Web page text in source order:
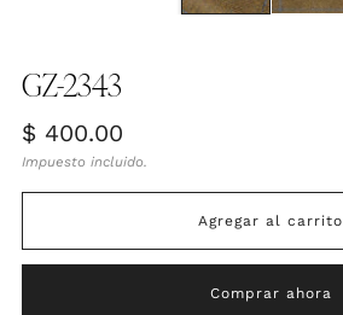
GZ-2343
Precio
habitual
$ 400.00
Impuesto incluido.
Agregar al carrito
Comprar ahora